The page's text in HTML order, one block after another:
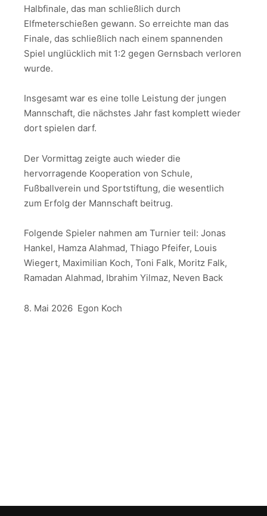
Halbfinale, das man schließlich durch
Elfmeterschießen gewann. So erreichte man das
Finale, das schließlich nach einem spannenden
Spiel unglücklich mit 1:2 gegen Gernsbach verloren
wurde.
Insgesamt war es eine tolle Leistung der jungen
Mannschaft, die nächstes Jahr fast komplett wieder
dort spielen darf.
Der Vormittag zeigte auch wieder die
hervorragende Kooperation von Schule,
Fußballverein und Sportstiftung, die wesentlich
zum Erfolg der Mannschaft beitrug.
Folgende Spieler nahmen am Turnier teil: Jonas
Hankel, Hamza Alahmad, Thiago Pfeifer, Louis
Wiegert, Maximilian Koch, Toni Falk, Moritz Falk,
Ramadan Alahmad, Ibrahim Yilmaz, Neven Back
8. Mai 2026 Egon Koch